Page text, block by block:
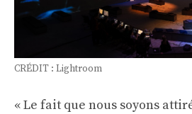
CRÉDIT : Lightroom
« Le fait que nous soyons